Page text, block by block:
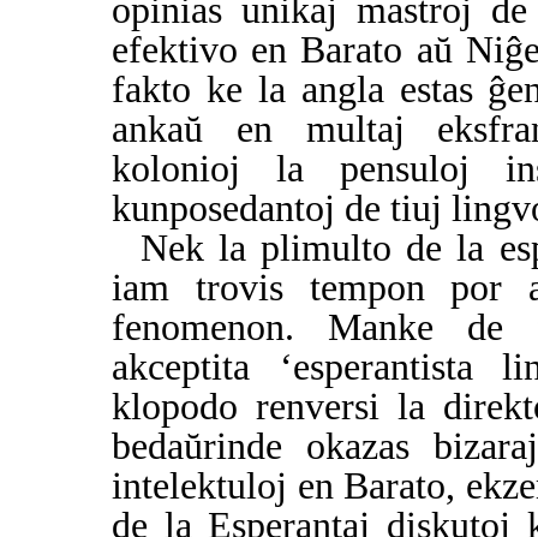
opinias unikaj mastroj
efektivo en Barato aŭ
fakto ke la angla estas
ankaŭ en multaj
kolonioj la pensuloj
kunposedantoj de tiuj
Nek la plimulto de la
iam trovis tempon por
fenomenon. Manke de
akceptita ‘esperantista
klopodo renversi la
bedaŭrinde okazas
intelektuloj en Barato,
de la Esperantaj diskutoj